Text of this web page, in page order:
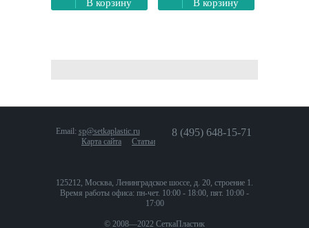
В корзину В корзину
8 (495) 648-15-71
Email: sp@setkaplastic.ru
Карта сайта
Статьи
125212, Москва, Ленинградское шоссе, д. 20, строение 1.
Время работы офиса: пн-чет. 10:00 - 18:00, пят. 10:00 -
17:00
© 2008—2022 СеткаПластик